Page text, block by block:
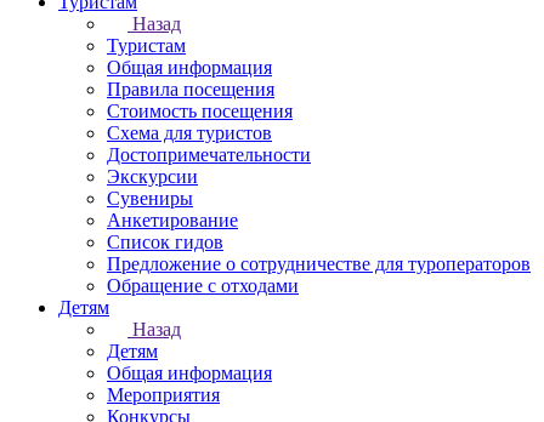
Назад
Туристам
Общая информация
Правила посещения
Стоимость посещения
Схема для туристов
Достопримечательности
Экскурсии
Сувениры
Анкетирование
Список гидов
Предложение о сотрудничестве для туроператоров
Обращение с отходами
Детям
Назад
Детям
Общая информация
Мероприятия
Конкурсы